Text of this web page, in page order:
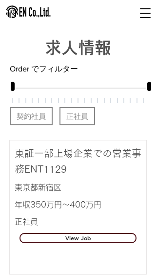
求人情報
Order でフィルター
契約社員 正社員
東証一部上場企業での営業事
務ENT1129
東京都新宿区
年収350万円～400万円
正社員
View Job